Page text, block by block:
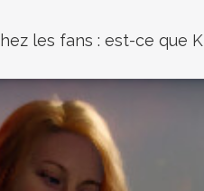
les fans : est-ce que